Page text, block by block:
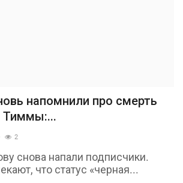
напомнили про смерть
Тиммы:...
2
снова напали подписчики.
что статус «черная...